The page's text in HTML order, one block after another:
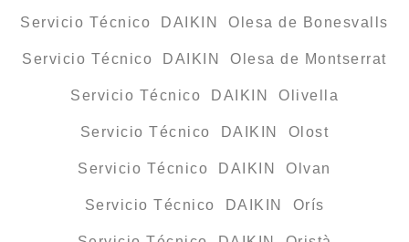
Servicio Técnico DAIKIN Olesa de Bonesvalls
Servicio Técnico DAIKIN Olesa de Montserrat
Servicio Técnico DAIKIN Olivella
Servicio Técnico DAIKIN Olost
Servicio Técnico DAIKIN Olvan
Servicio Técnico DAIKIN Orís